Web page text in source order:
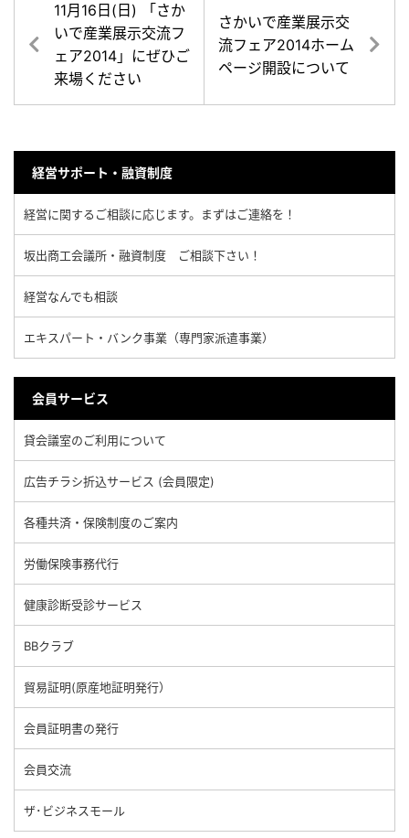
11月16日(日) 「さか
いで産業展示交流フ
ェア2014」にぜひご
来場ください
さかいで産業展示交
流フェア2014ホーム
ページ開設について
経営サポート・融資制度
経営に関するご相談に応じます。まずはご連絡を！
坂出商工会議所・融資制度 ご相談下さい！
経営なんでも相談
エキスパート・バンク事業（専門家派遣事業）
会員サービス
貸会議室のご利用について
広告チラシ折込サービス (会員限定)
各種共済・保険制度のご案内
労働保険事務代行
健康診断受診サービス
BBクラブ
貿易証明(原産地証明発行）
会員証明書の発行
会員交流
ザ･ビジネスモール